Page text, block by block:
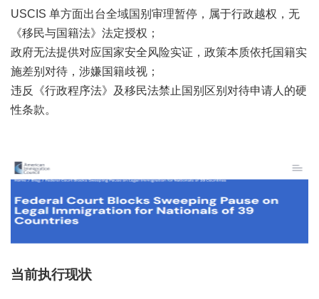
USCIS 单方面出台全域国别审理暂停，属于行政越权，无
《移民与国籍法》法定授权；
政府无法提供对应国家安全风险实证，政策本质依托国籍实
施差别对待，涉嫌国籍歧视；
违反《行政程序法》及移民法禁止国别区别对待申请人的硬
性条款。
当前执行现状